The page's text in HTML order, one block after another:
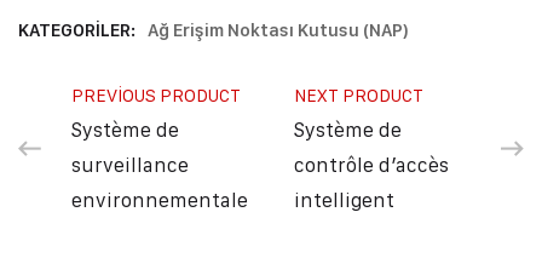
KATEGORILER: Ağ Erişim Noktası Kutusu (NAP)
PREVIOUS PRODUCT
Système de
surveillance
environnementale
NEXT PRODUCT
Système de
contrôle d’accès
intelligent